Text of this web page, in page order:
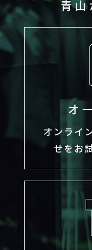
青
オ
オンライ
せをお